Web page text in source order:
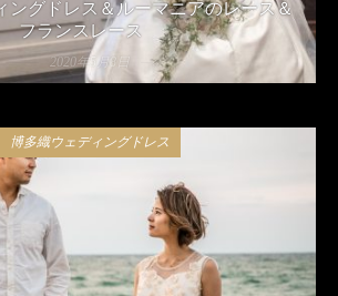
ングドレス＆ルーマニアのレース＆
フランスレース
2020年5月8日
博多織ウェディングドレス